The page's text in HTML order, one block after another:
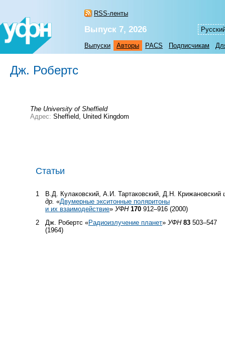
RSS-ленты
Выпуск 7, 2026
Выпуски Авторы PACS Подписчикам
Дж. Робертс
The University of Sheffield
Адрес: Sheffield, United Kingdom
Статьи
1 В.Д. Кулаковский, А.И. Тартаковский, Д.Н. Крижановский
др. «Двумерные экситонные поляритоны
и их взаимодействие» УФН 170 912–916 (2000)
2
Дж. Робертс «Радиоизлучение планет» УФН 83 503–547
(1964)